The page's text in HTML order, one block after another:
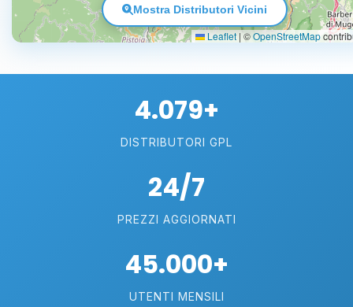
Leaflet |©OpenStreetMap
Mostra Distributori Vicini
4.079+
DISTRIBUTORI GPL
24/7
PREZZI AGGIORNATI
45.000+
UTENTI MENSILI